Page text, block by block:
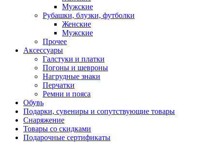
Мужские
Рубашки, блузки, футболки
Женские
Мужские
Прочее
Аксессуары
Галстуки и платки
Погоны и шевроны
Нагрудные знаки
Перчатки
Ремни и пояса
Обувь
Подарки, сувениры и сопутствующие товары
Снаряжение
Товары со скидками
Подарочные сертификаты